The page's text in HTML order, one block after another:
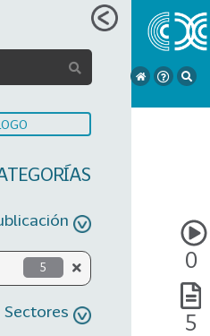
5
Sectores
0
5